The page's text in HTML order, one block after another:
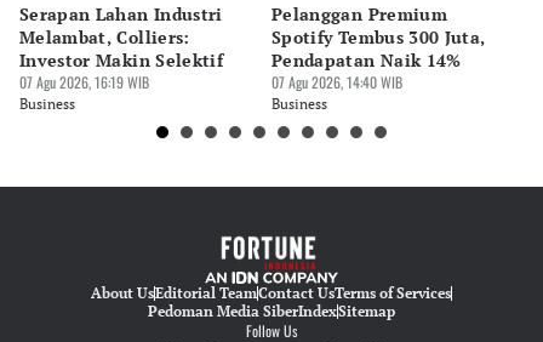
Serapan Lahan Industri
Melambat, Colliers:
Investor Makin Selektif
07 Agu 2026, 16:19 WIB
Business
Pelanggan Premium
Spotify Tembus 300 Juta,
Pendapatan Naik 14%
07 Agu 2026, 14:40 WIB
Business
About UsEditorial TeamContact UsTerms of Services
Pedoman Media SiberIndexSitemap
Follow Us